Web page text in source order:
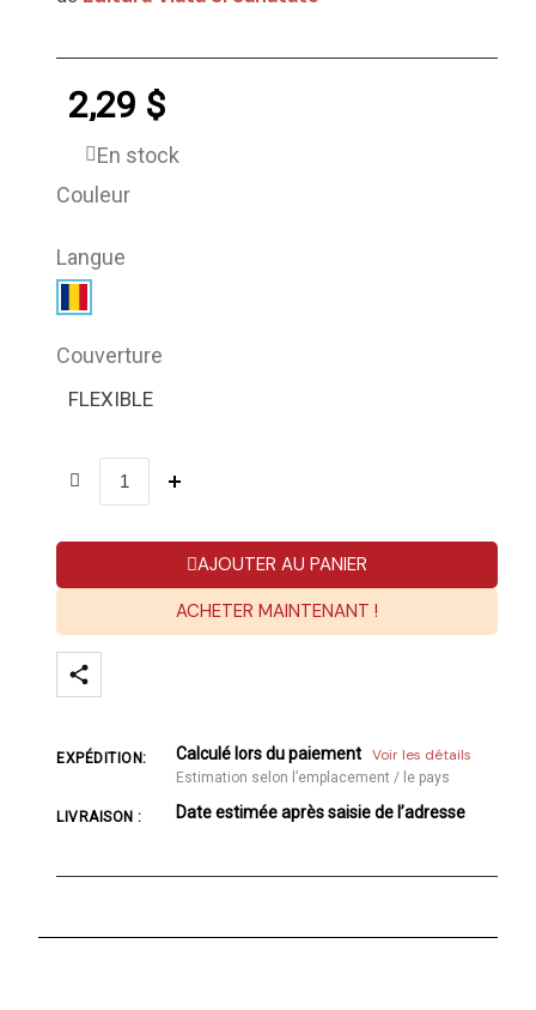
2,29 $
En stock
Couleur
Langue
Couverture
FLEXIBLE
AJOUTER AU PANIER
ACHETER MAINTENANT !
EXPÉDITION: Calculé lors du paiement Voir les détails
Estimation selon l’emplacement / le pays
LIVRAISON : Date estimée après saisie de l’adresse